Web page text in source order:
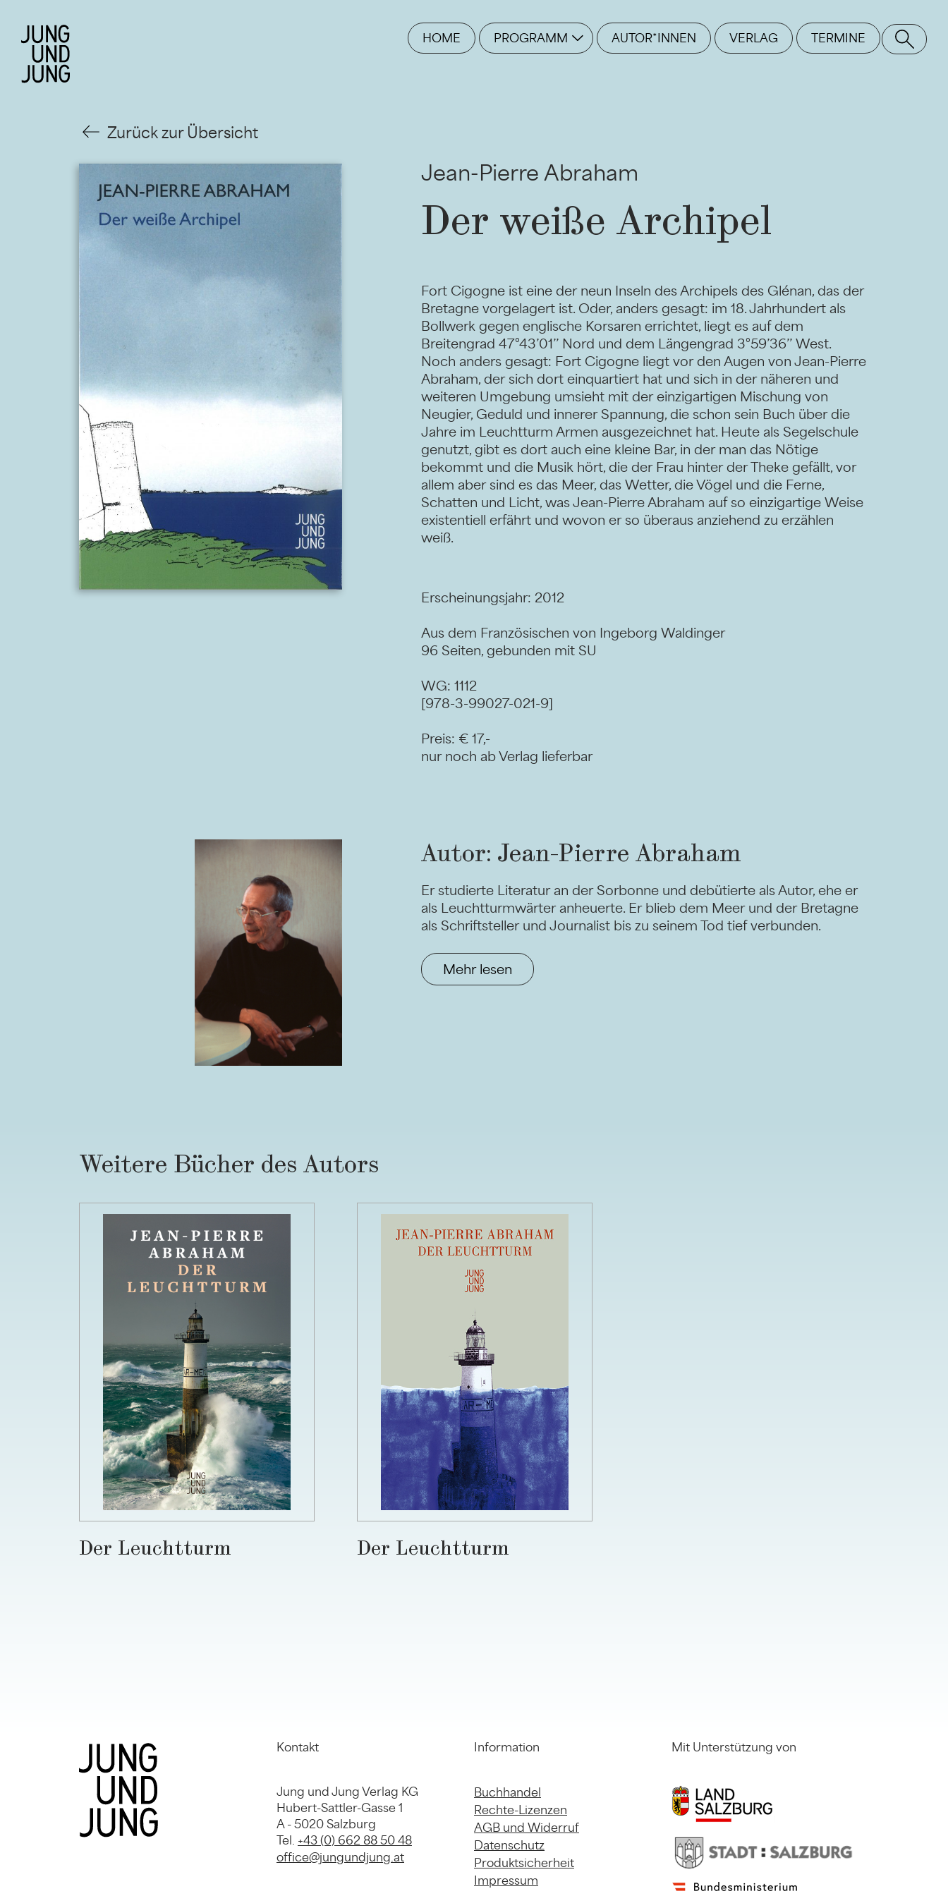
HOME PROGRAMM AUTOR*INNEN VERLAG TERMINE SE
Zurück zur Übersicht
Jean-Pierre Abraham
Der weiße Archipel
Fort Cigogne ist eine der neun Inseln des Archipels des Glénan, das der
Bretagne vorgelagert ist. Oder, anders gesagt: im 18. Jahrhundert als
Bollwerk gegen englische Korsaren errichtet, liegt es auf dem
Breitengrad 47°43’01’’ Nord und dem Längengrad 3°59’36’’ West.
Noch anders gesagt: Fort Cigogne liegt vor den Augen von Jean-Pierre
Abraham, der sich dort einquartiert hat und sich in der näheren und
weiteren Umgebung umsieht mit der einzigartigen Mischung von
Neugier, Geduld und innerer Spannung, die schon sein Buch über die
Jahre im Leuchtturm Armen ausgezeichnet hat. Heute als Segelschule
genutzt, gibt es dort auch eine kleine Bar, in der man das Nötige
bekommt und die Musik hört, die der Frau hinter der Theke gefällt, vor
allem aber sind es das Meer, das Wetter, die Vögel und die Ferne,
Schatten und Licht, was Jean-Pierre Abraham auf so einzigartige Weise
existentiell erfährt und wovon er so überaus anziehend zu erzählen
weiß.
Erscheinungsjahr: 2012
Aus dem Französischen von Ingeborg Waldinger
96 Seiten, gebunden mit SU
WG: 1112
[978-3-99027-021-9]
Preis: € 17,-
nur noch ab Verlag lieferbar
Autor: Jean-Pierre Abraham
Er studierte Literatur an der Sorbonne und debütierte als Autor, ehe er
als Leuchtturmwärter anheuerte. Er blieb dem Meer und der Bretagne
als Schriftsteller und Journalist bis zu seinem Tod tief verbunden.
Mehr lesen
Weitere Bücher des Autors
Der Leuchtturm Der Leuchtturm
Kontakt
Jung und Jung Verlag KG
Hubert-Sattler-Gasse 1
A - 5020 Salzburg
Tel. +43 (0) 662 88 50 48
office@jungundjung.at
Information
Buchhandel
Rechte-Lizenzen
AGB und Widerruf
Datenschutz
Produktsicherheit
Impressum
Mit Unterstützung von